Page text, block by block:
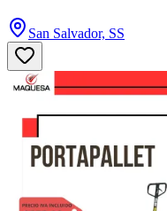
San Salvador, SS